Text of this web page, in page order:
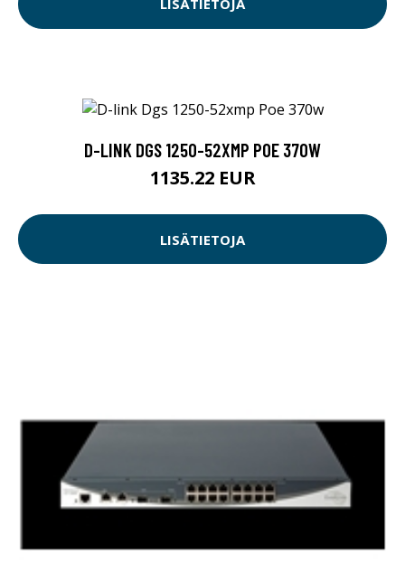
LISÄTIETOJA
D-LINK DGS 1250-52XMP POE 370W
1135.22 EUR
LISÄTIETOJA